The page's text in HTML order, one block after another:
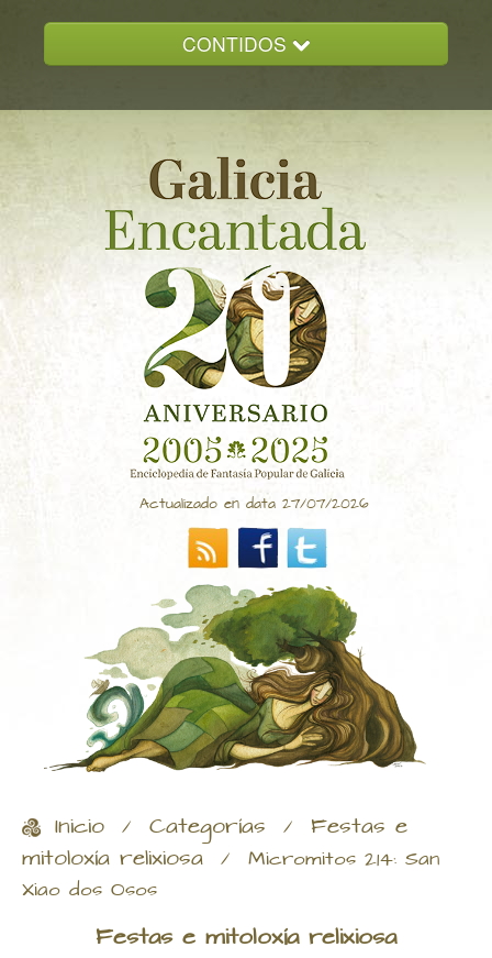
CONTIDOS
GALICIA ENCANTADA
DOCUMENTACION
NOVAS
CONTACTO
Actualizado en data 27/07/2026
Inicio / Categorías / Festas e
mitoloxía relixiosa / Micromitos 214: San
Xiao dos Osos
Festas e mitoloxía relixiosa